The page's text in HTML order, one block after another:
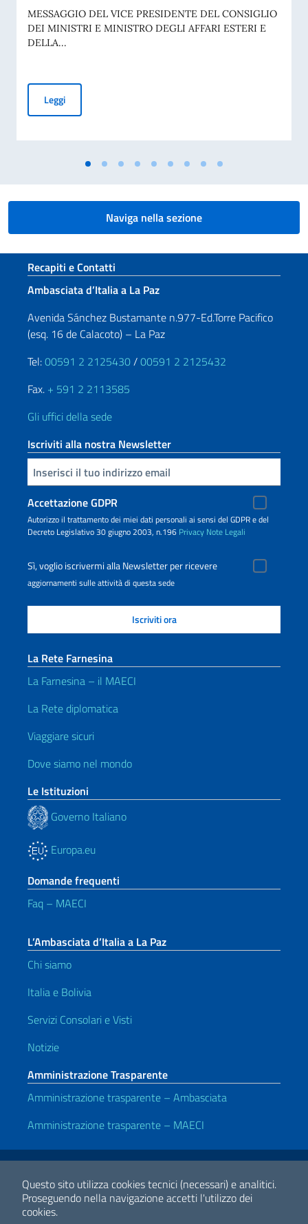
Questo sito utilizza cookies tecnici (necessari) e analitici.
Proseguendo nella navigazione accetti l'utilizzo dei
cookies.
MESSAGGIO DEL VICE PRESIDENTE DEL CONSIGLIO
DEI MINISTRI E MINISTRO DEGLI AFFARI ESTERI E
DELLA...
Leggi8 Agosto - Giornata nazionale del sacrificio del lavoro
Naviga nella sezione
Sezione footer
Recapiti e Contatti
Ambasciata d’Italia a La Paz
Avenida Sánchez Bustamante n.977-Ed.Torre Pacifico
(esq. 16 de Calacoto) – La Paz
Tel:00591 2 2125430/00591 2 2125432
Fax. + 591 2 2113585
Gli uffici della sede
Iscriviti alla nostra Newsletter
Inserisci la tua email
Accettazione GDPR
Autorizzo il trattamento dei miei dati personali ai sensi del GDPR e del
Decreto Legislativo 30 giugno 2003, n.196 Privacy Note Legali
Sì, voglio iscrivermi alla Newsletter per ricevere
aggiornamenti sulle attività di questa sede
La Rete Farnesina
La Farnesina – il MAECI
La Rete diplomatica
Viaggiare sicuri
Dove siamo nel mondo
Le Istituzioni
Governo Italiano
Europa.eu
Domande frequenti
Faq – MAECI
L’Ambasciata d’Italia a La Paz
Chi siamo
Italia e Bolivia
Servizi Consolari e Visti
Notizie
Amministrazione Trasparente
Amministrazione trasparente – Ambasciata
Amministrazione trasparente – MAECI
Link Utili